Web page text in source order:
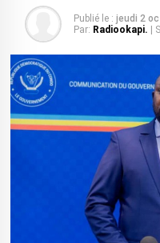
Publié le : jeudi 2
Par: Radiookapi. |